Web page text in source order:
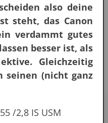
also deine
steht, das Canon
verdammt gutes
besser ist, als
Gleichzeitig
seinen (nicht ganz